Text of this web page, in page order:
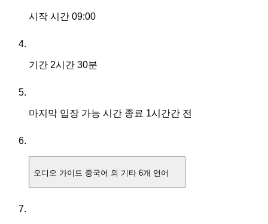
시작 시간 09:00
기간 2시간 30분
마지막 입장 가능 시간 종료 1시간간 전
오디오 가이드 중국어 외 기타 6개 언어